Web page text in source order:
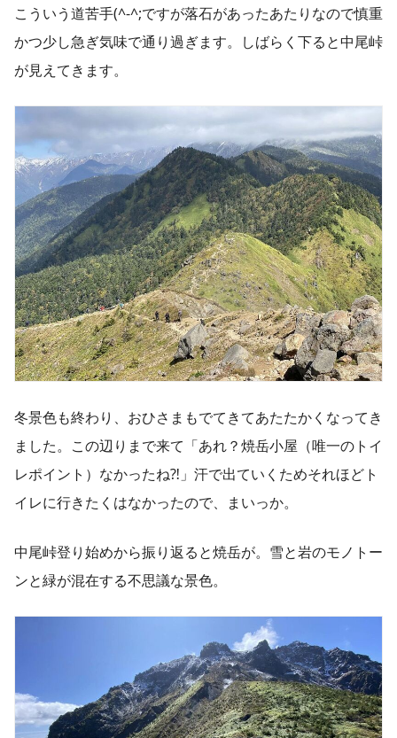
こういう道苦手(^-^;ですが落石があったあたりなので慎重
かつ少し急ぎ気味で通り過ぎます。しばらく下ると中尾峠
が見えてきます。
冬景色も終わり、おひさまもでてきてあたたかくなってき
ました。この辺りまで来て「あれ？焼岳小屋（唯一のトイ
レポイント）なかったね⁈」汗で出ていくためそれほどト
イレに行きたくはなかったので、まいっか。
中尾峠登り始めから振り返ると焼岳が。雪と岩のモノトー
ンと緑が混在する不思議な景色。